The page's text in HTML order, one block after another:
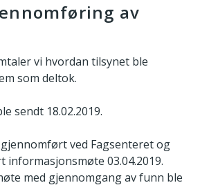
av
vi hvordan tilsynet ble
som deltok.
sendt 18.02.2019.
ved Fagsenteret og
informasjonsmøte 03.04.2019.
med gjennomgang av funn ble